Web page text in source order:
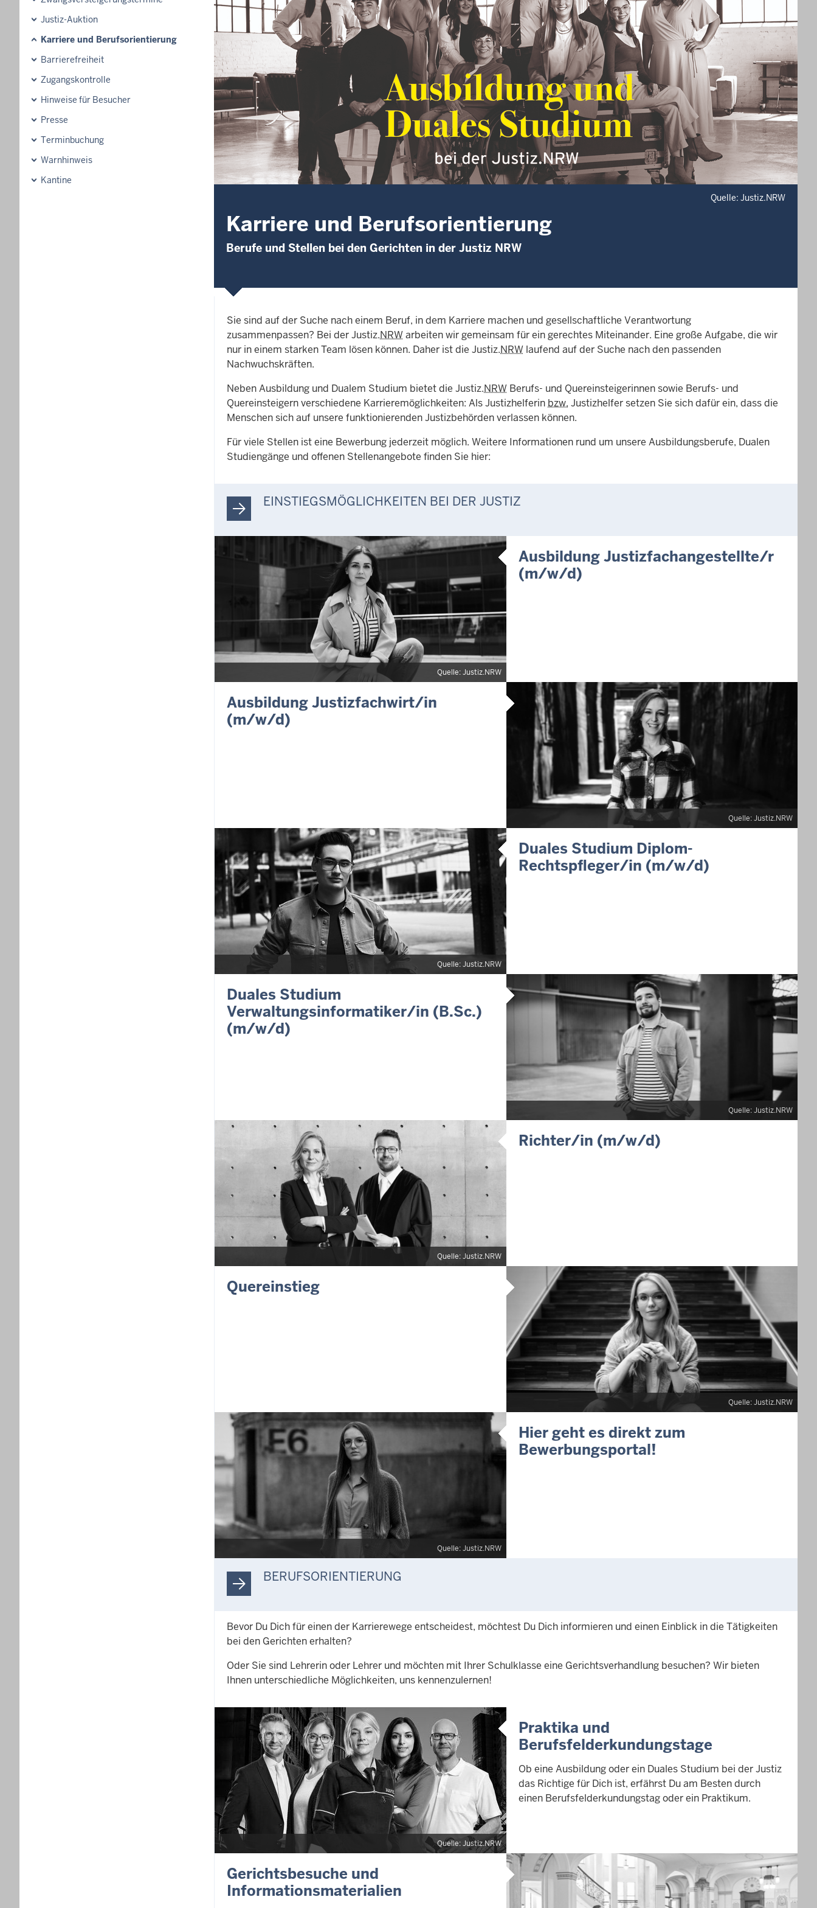
Justiz-Auktion
Karriere und Berufsorientierung
Barrierefreiheit
Zugangskontrolle
Hinweise für Besucher
Presse
Terminbuchung
Warnhinweis
Kantine
Quelle: Justiz.NRW
Karriere und Berufsorientierung
Berufe und Stellen bei den Gerichten in der Justiz NRW
Sie sind auf der Suche nach einem Beruf, in dem Karriere machen und gesellschaftliche Verantwortung
zusammenpassen? Bei der Justiz.NRWarbeiten wir gemeinsam für ein gerechtes Miteinander. Eine große Aufgabe, die wir
nur in einem starken Team lösen können. Daher ist die Justiz.NRW laufend auf der Suche nach den passenden
Nachwuchskräften.
Neben Ausbildung und Dualem Studium bietet die Justiz.NRW Berufs- und Quereinsteigerinnen sowie Berufs- und
Quereinsteigern verschiedene Karrieremöglichkeiten: Als Justizhelferin bzw. Justizhelfer setzen Sie sich dafür ein, dass die
Menschen sich auf unsere funktionierenden Justizbehörden verlassen können.
Für viele Stellen ist eine Bewerbung jederzeit möglich. Weitere Informationen rund um unsere Ausbildungsberufe, Dualen
Studiengänge und offenen Stellenangebote finden Sie hier:
EINSTIEGSMÖGLICHKEITEN BEI DER JUSTIZ
Quelle: Justiz.NRW
Ausbildung Justizfachangestellte/r
(m/w/d)
Quelle: Justiz.NRW
Ausbildung Justizfachwirt/in
(m/w/d)
Quelle: Justiz.NRW
Duales Studium Diplom-
Rechtspfleger/in (m/w/d)
Quelle: Justiz.NRW
Duales Studium
Verwaltungsinformatiker/in (B.Sc.)
(m/w/d)
Quelle: Justiz.NRW
Richter/in (m/w/d)
Quelle: Justiz.NRW
Quereinstieg
Quelle: Justiz.NRW
Hier geht es direkt zum
Bewerbungsportal!
BERUFSORIENTIERUNG
Bevor Du Dich für einen der Karrierewege entscheidest, möchtest Du Dich informieren und einen Einblick in die Tätigkeiten
bei den Gerichten erhalten?
Oder Sie sind Lehrerin oder Lehrer und möchten mit Ihrer Schulklasse eine Gerichtsverhandlung besuchen? Wir bieten
Ihnen unterschiedliche Möglichkeiten, uns kennenzulernen!
Quelle: Justiz.NRW
Praktika und
Berufsfelderkundungstage
Ob eine Ausbildung oder ein Duales Studium bei der Justiz
das Richtige für Dich ist, erfährst Du am Besten durch
einen Berufsfelderkundungstag oder ein Praktikum.
Gerichtsbesuche und
Informationsmaterialien